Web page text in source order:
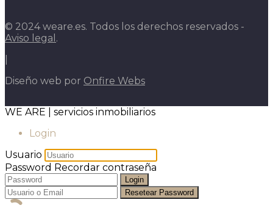
© 2024 weare.es. Todos los derechos reservados -
Aviso legal .
Diseño web por Onfire Webs
WE ARE | servicios inmobiliarios
Login
Usuario
Password Recordar contraseña
Login
Resetear Password